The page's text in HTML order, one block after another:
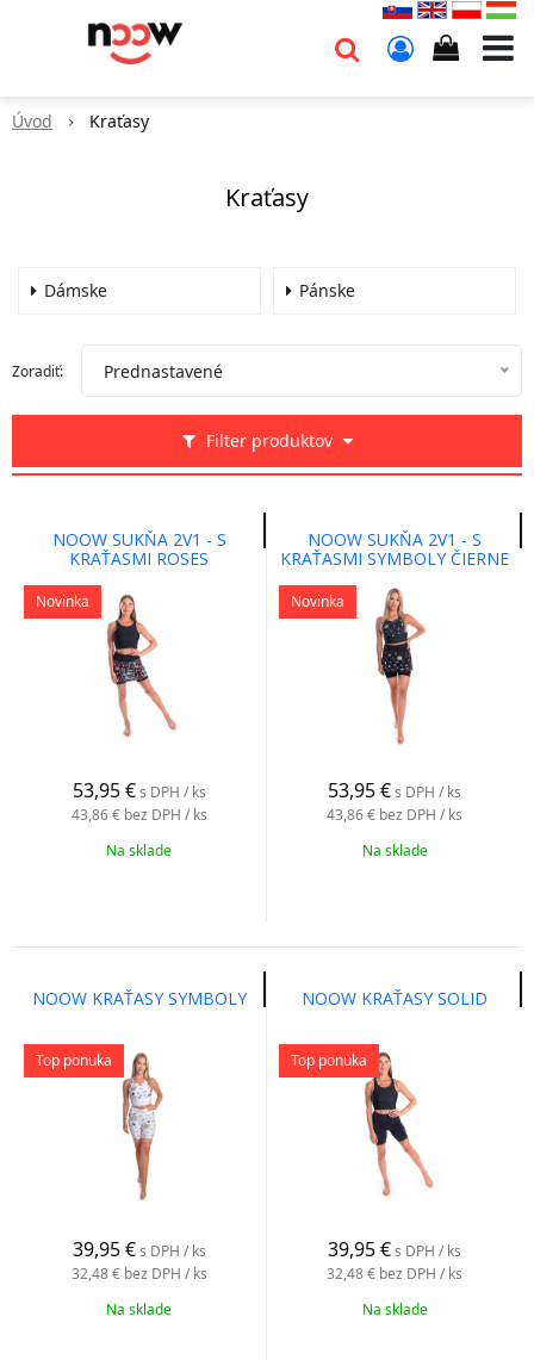
0903620260
Úvod Kraťasy
Kraťasy
Dámske Pánske
Filter produktov
Zoradiť: Prednastavené
NOOW SUKŇA 2V1 - S
KRAŤASMI ROSES
Novinka
53,95 € s DPH / ks
43,86 € bez DPH / ks
Na sklade
NOOW SUKŇA 2V1 - S
KRAŤASMI SYMBOLY ČIERNE
Novinka
53,95€s DPH / ks
43,86 € bez DPH / ks
Na sklade
NOOW KRAŤASY SYMBOLY
Top ponuka
39,95 € s DPH / ks
32,48 € bez DPH / ks
Na sklade
NOOW KRAŤASY SOLID
Top ponuka
39,95€s DPH / ks
32,48 € bez DPH / ks
Na sklade